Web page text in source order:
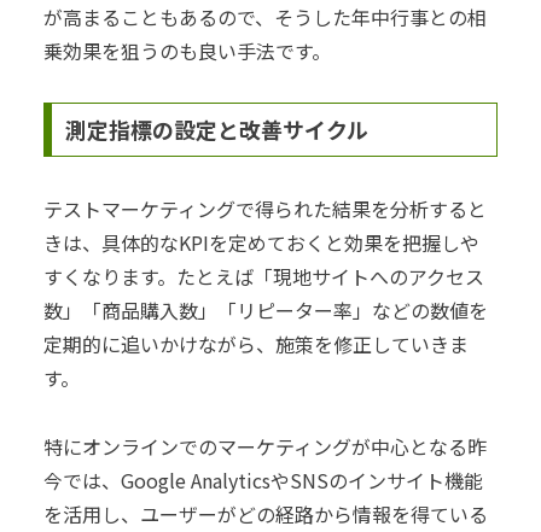
が高まることもあるので、そうした年中行事との相
乗効果を狙うのも良い手法です。
測定指標の設定と改善サイクル
テストマーケティングで得られた結果を分析すると
きは、具体的なKPIを定めておくと効果を把握しや
すくなります。たとえば「現地サイトへのアクセス
数」「商品購入数」「リピーター率」などの数値を
定期的に追いかけながら、施策を修正していきま
す。
特にオンラインでのマーケティングが中心となる昨
今では、Google AnalyticsやSNSのインサイト機能
を活用し、ユーザーがどの経路から情報を得ている